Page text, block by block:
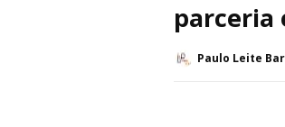
parceria
Paulo Leite